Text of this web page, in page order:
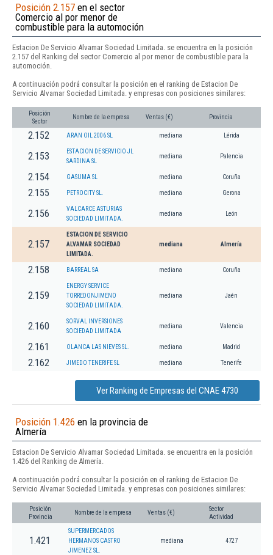
Posición 2.157 en el sector
Comercio al por menor de
combustible para la automoción
Estacion De Servicio Alvamar Sociedad Limitada. se encuentra en la posición
2.157 del Ranking del sector Comercio al por menor de combustible para la
automoción.
A continuación podrá consultar la posición en el ranking de Estacion De
Servicio Alvamar Sociedad Limitada. y empresas con posiciones similares:
Posición
Sector
Nombre de la empresa Ventas (€) Provincia
2.152 ARAN OIL 2006 SL mediana Lérida
2.153
ESTACION DE SERVICIO JL
SARDINA SL
mediana Palencia
2.154 GASUMA SL mediana Coruña
2.155 PETROCITY SL. mediana Gerona
2.156
VALCARCE ASTURIAS
SOCIEDAD LIMITADA.
mediana León
2.157
ESTACION DE SERVICIO
ALVAMAR SOCIEDAD
LIMITADA.
mediana Almería
2.158 BARREAL SA mediana Coruña
2.159
ENERGY SERVICE
TORREDONJIMENO
SOCIEDAD LIMITADA.
mediana Jaén
2.160
SORVAL INVERSIONES
SOCIEDAD LIMITADA
mediana Valencia
2.161 OLANCA LAS NIEVES SL. mediana Madrid
2.162 JIMEDO TENERIFE SL mediana Tenerife
Ver Ranking de Empresas del CNAE 4730
Posición 1.426 en la provincia de
Almería
Estacion De Servicio Alvamar Sociedad Limitada. se encuentra en la posición
1.426 del Ranking de Almería.
A continuación podrá consultar la posición en el ranking de Estacion De
Servicio Alvamar Sociedad Limitada. y empresas con posiciones similares:
Posición
Provincia
Nombre de la empresa Ventas (€)
Sector
Actividad
1.421
SUPERMERCADOS
HERMANOS CASTRO
JIMENEZ SL.
mediana 4727